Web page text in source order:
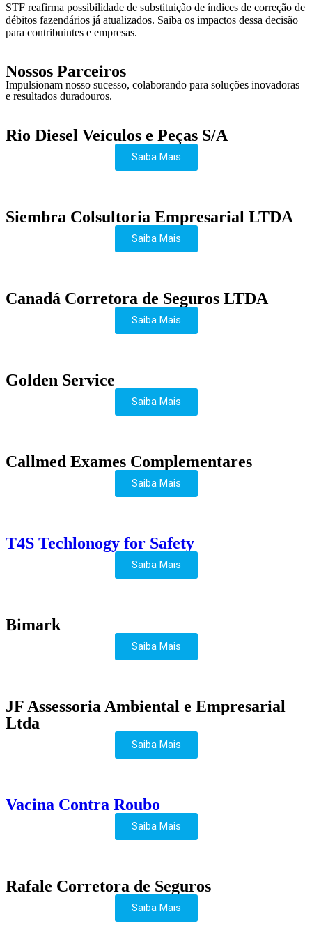
STF reafirma possibilidade de substituição de índices de correção de
débitos fazendários já atualizados. Saiba os impactos dessa decisão
para contribuintes e empresas.
Nossos Parceiros
Impulsionam nosso sucesso, colaborando para soluções inovadoras
e resultados duradouros.
Rio Diesel Veículos e Peças S/A
Saiba Mais
Siembra Colsultoria Empresarial LTDA
Saiba Mais
Canadá Corretora de Seguros LTDA
Saiba Mais
Golden Service
Saiba Mais
Callmed Exames Complementares
Saiba Mais
T4S Techlonogy for Safety
Saiba Mais
Bimark
Saiba Mais
JF Assessoria Ambiental e Empresarial
Ltda
Saiba Mais
Vacina Contra Roubo
Saiba Mais
Rafale Corretora de Seguros
Saiba Mais